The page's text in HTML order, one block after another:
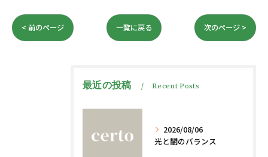
< 前のページ 一覧に戻る 次のページ >
最近の投稿 Recent Posts
2026/08/06
光と闇のバランス